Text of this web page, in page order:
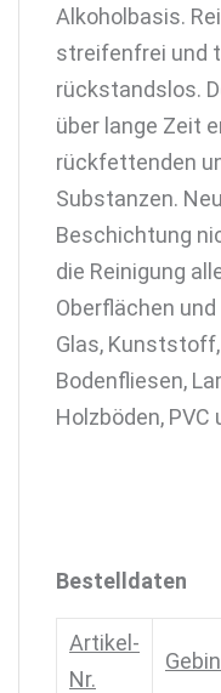
Alkoholbasis.
streifenfrei und
rückstandslos.
über lange Zeit
rückfettenden
Substanzen.
Beschichtung
die Reinigung
Oberflächen
Glas,
Bodenfliesen,
Holzböden, PVC
Bestelldaten
Artikel-
Nr.